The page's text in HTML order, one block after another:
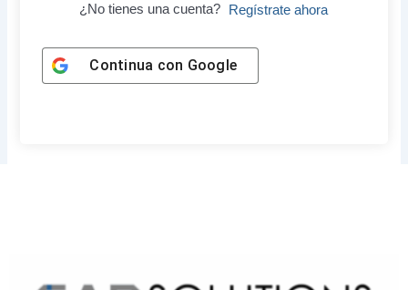
¿No tienes una cuenta? Regístrate ahora
Continua con Google